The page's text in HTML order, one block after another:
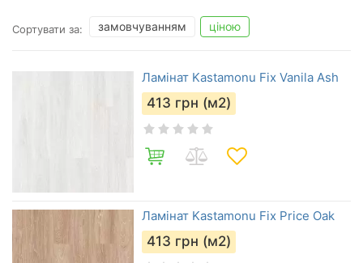
Сортувати за: замовчуванням ціною
Ламінат Kastamonu Fix Vanila Ash
413 грн (м2)
Ламінат Kastamonu Fix Price Oak
413 грн (м2)